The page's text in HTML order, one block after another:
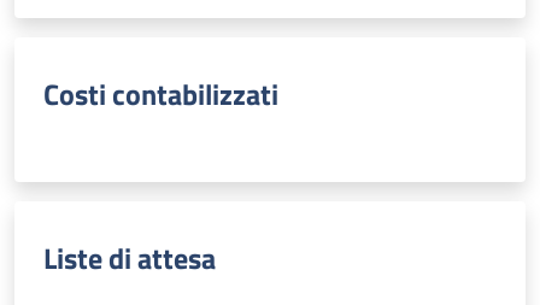
Costi contabilizzati
Liste di attesa